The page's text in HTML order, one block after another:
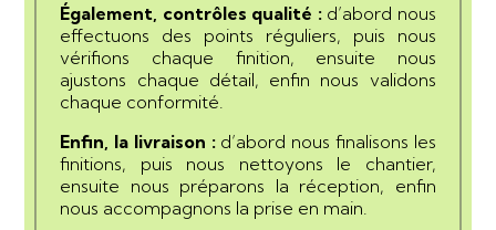
Également, contrôles qualité :d’abord nous
effectuons des points réguliers, puis nous
vérifions chaque finition, ensuite nous
ajustons chaque détail, enfin nous validons
chaque conformité.
Enfin, la livraison :d’abord nous finalisons les
finitions, puis nous nettoyons le chantier,
ensuite nous préparons la réception, enfin
nous accompagnons la prise en main.